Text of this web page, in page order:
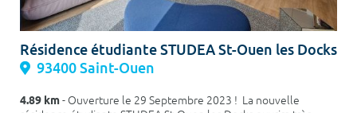
Chercher
Résidence étudiante STUDEA St-Ouen les Docks
93400 Saint-Ouen
4.89 km- Ouverture le 29 Septembre 2023 ! La nouvelle